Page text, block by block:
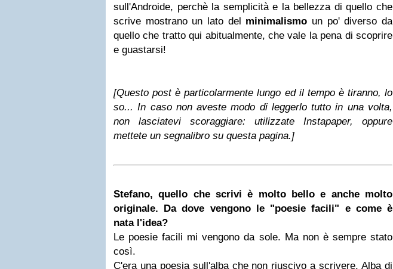
sull'Androide, perchè la semplicità e la bellezza di quello che
scrive mostrano un lato del minimalismo un po' diverso da
quello che tratto qui abitualmente, che vale la pena di scoprire
e guastarsi!
[Questo post è particolarmente lungo ed il tempo è tiranno, lo
so... In caso non aveste modo di leggerlo tutto in una volta,
non lasciatevi scoraggiare: utilizzate Instapaper, oppure
mettete un segnalibro su questa pagina.]
Stefano, quello che scrivi è molto bello e anche molto
originale. Da dove vengono le "poesie facili" e come è
nata l'idea?
Le poesie facili mi vengono da sole. Ma non è sempre stato
così.
C'era una poesia sull'alba che non riuscivo a scrivere, Alba di